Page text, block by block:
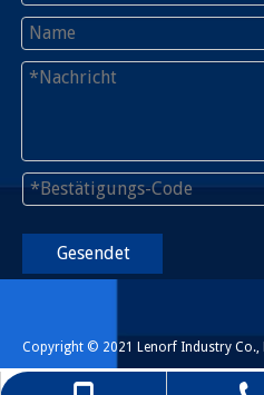
Gesendet
Copyright © 2021 Lenorf Industry Co.,